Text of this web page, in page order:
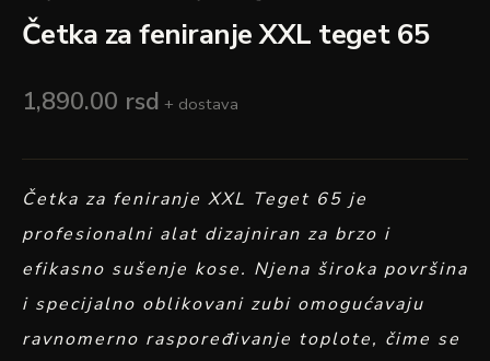
Četka za feniranje XXL teget 65
1,890.00 rsd + dostava
Četka za feniranje XXL Teget 65 je
profesionalni alat dizajniran za brzo i
efikasno sušenje kose. Njena široka površina
i specijalno oblikovani zubi omogućavaju
ravnomerno raspoređivanje toplote, čime se
65